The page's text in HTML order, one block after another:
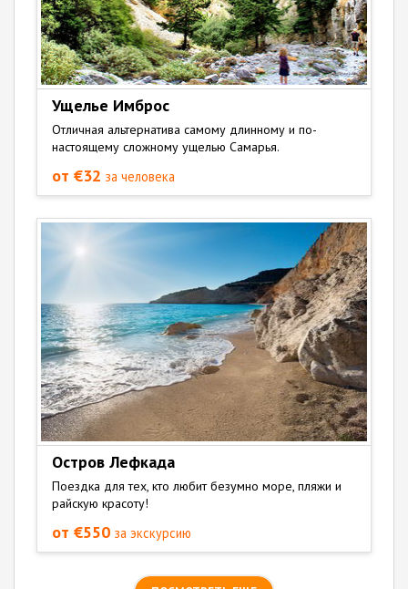
Ущелье Имброс
Отличная альтернатива самому длинному и по-
настоящему сложному ущелью Самарья.
от €32 за человека
Остров Лефкада
Поездка для тех, кто любит безумно море, пляжи и
райскую красоту!
от €550 за экскурсию